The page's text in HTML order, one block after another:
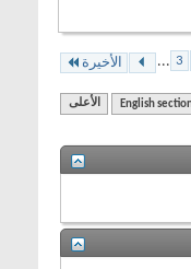
3
... الأخيرة
الأعلى